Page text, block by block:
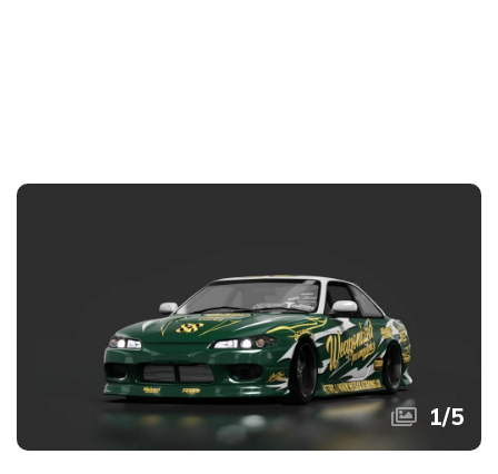
1/5